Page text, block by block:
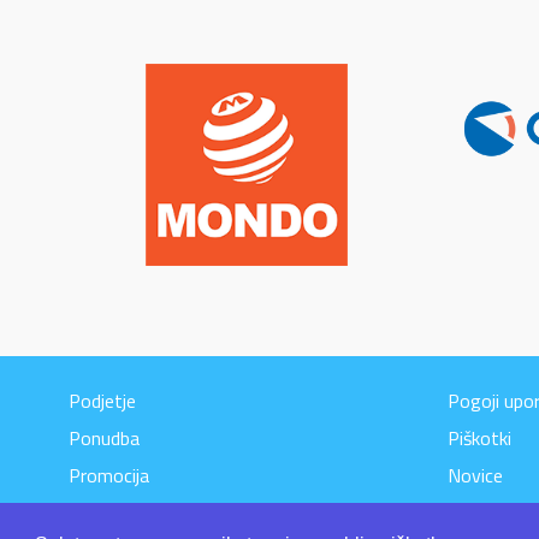
Podjetje
Ponudba
Promocija
Kontakt
Pogoji
Piškotki
Novice